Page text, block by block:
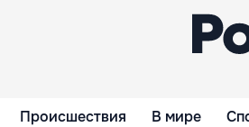
Происшествия В мире